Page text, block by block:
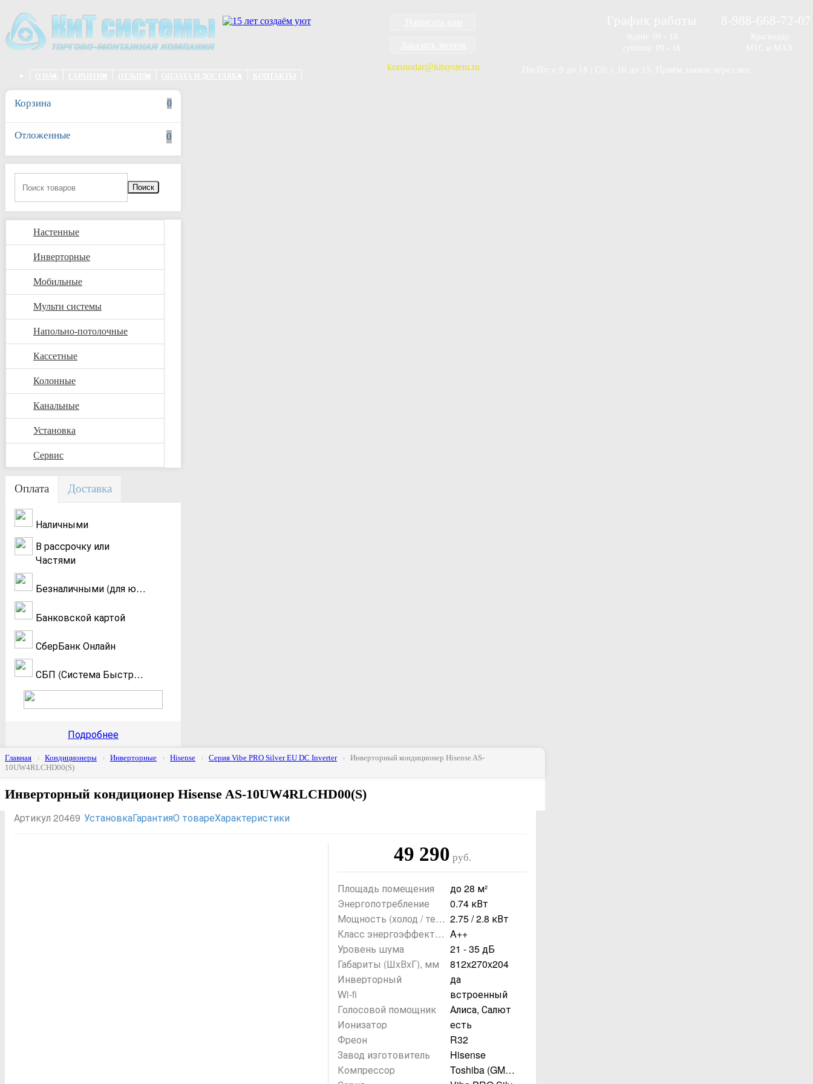
Приём звонков - Пн-Пт: с 9 до 18 | Сб: с 10 до 15. Приём заявок через интернет-магазин и на e-
krasnodar@kitsystem.ru
Корзина 0
Отложенные 0
Поиск
Настенные
Инверторные
Мобильные
Мульти системы
Напольно-потолочные
Кассетные
Колонные
Канальные
Установка
Сервис
Оплата Доставка
Наличными
В рассрочку или
Частями
Безналичными (для юр. и физ. лиц)
Банковской картой
СберБанк Онлайн
СБП (Система Быстрых Платежей)
Подробнее
Главная Кондиционеры Инверторные Hisense Серия Vibe PRO Silver EU DC Inverter
Инверторный кондиционер Hisense AS-
10UW4RLCHD00(S)
Инверторный кондиционер Hisense AS-10UW4RLCHD00(S)
Артикул 20469 УстановкаГарантияО товареХарактеристики
49 290 руб.
Площадь помещения до28 м²
Энергопотребление
0.74 кВт
Мощность (холод / тепл
о)
2.75 / 2.8 кВт
Класс энергоэффект-т
и
A++
Уровень шума
21 - 35 дБ
Габариты (ШxВxГ), мм
812x270x204
Инверторный
да
Wi-fi
встроенный
Голосовой помощник
Алиса, Салют
Ионизатор
есть
Фреон
R32
Завод изготовитель
Hisense
Компрессор
Toshiba (GMC